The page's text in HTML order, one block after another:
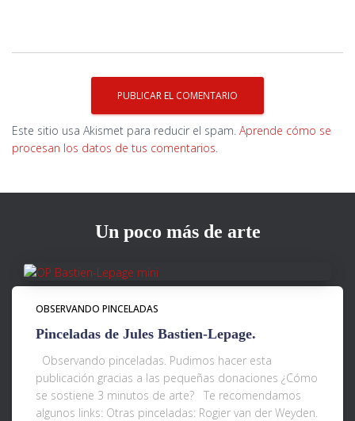
Este sitio usa Akismet para reducir el spam. Aprende cómo se
procesan los datos de tus comentarios.
Un poco más de arte
OBSERVANDO PINCELADAS
Pinceladas de Jules Bastien-Lepage.
Observando pinceladas. Pudimos hacer esta
publicación gracias a las pequeñas donaciones ¿Cómo
se sostiene 3 minutos de arte? Te recomendamos
algunos links: Otras pinceladas: Rogier van der Weyden.